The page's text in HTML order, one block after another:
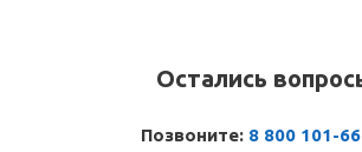
Остались
Позвоните: 8 800 101-